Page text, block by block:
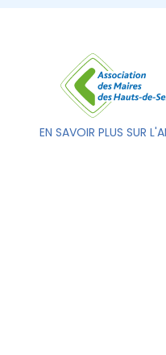
EN SAVOIR PLUS SUR